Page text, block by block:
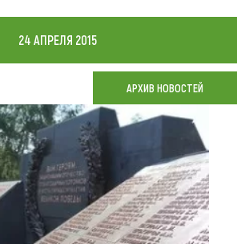
(сувениры)
24 АПРЕЛЯ 2015
АРХИВ НОВОСТЕЙ